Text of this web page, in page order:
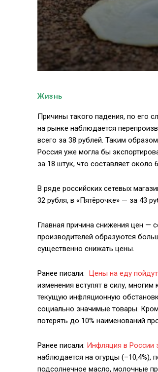
Жизнь
Причины такого падения, по его
на рынке наблюдается
всего за 38 рублей. Таким
Россия уже могла бы
за 18 штук, что составляет около
В ряде российских сетевых
32 рубля, в «Пятёрочке» — за 43
Главная причина снижения цен —
производителей образуются
существенно снижать цены.
Ранее писали: Цены на еду
изменения вступят в силу,
текущую инфляционную
социально значимые товары.
потерять до 10% наименований
Ранее писали: Инфляция в России
наблюдается на огурцы (–10,4%),
подсолнечное масло, молочные